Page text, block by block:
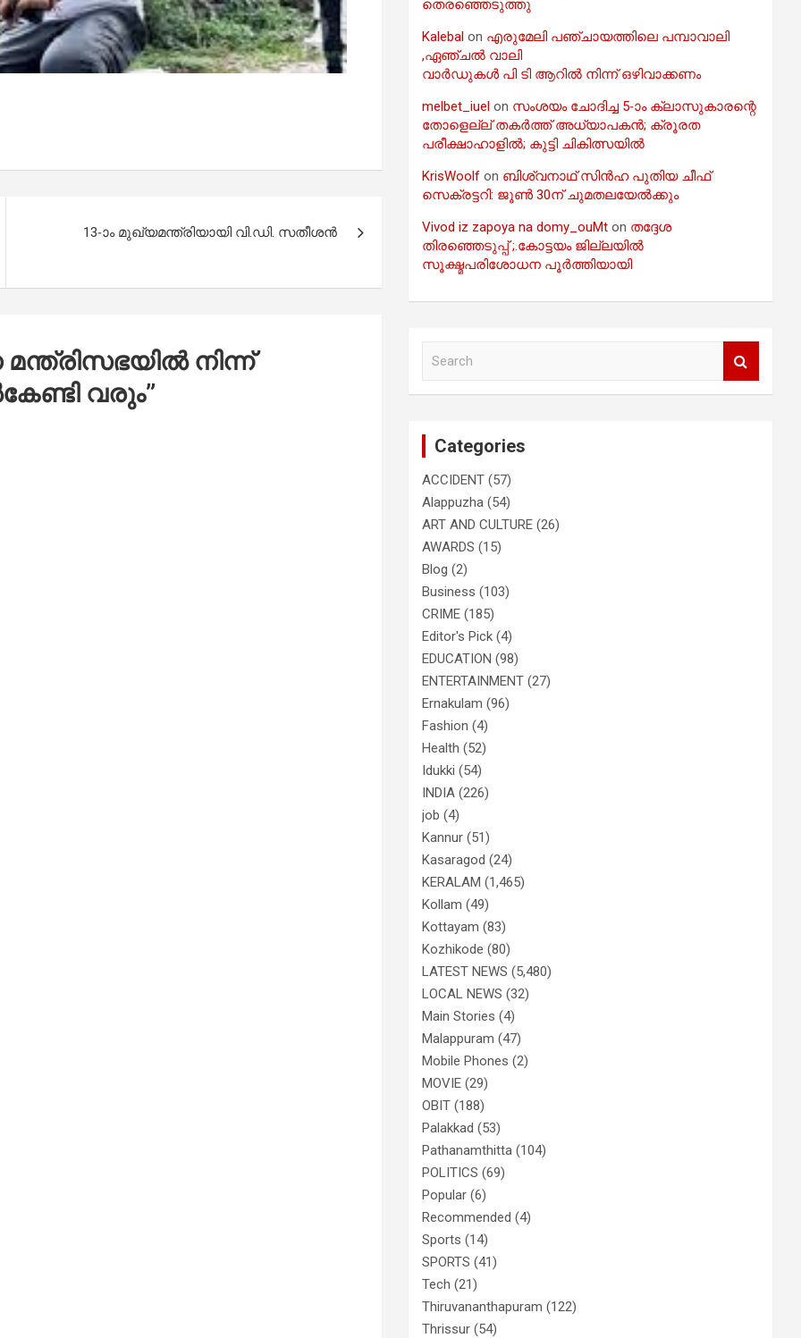
13-ാം മു​ഖ്യ​മ​ന്ത്രി​യാ​യി വി.​ഡി. സ​തീ​ശ​ൻ
മന്ത്രിസഭയിൽ നിന്ന്
വരും”
തെരഞ്ഞെടുത്തു
Kalebal on എരുമേലി പഞ്ചായത്തിലെ പമ്പാവാലി
,ഏഞ്ചൽ വാലി
വാർഡുകൾ പി ടി ആറിൽ നിന്ന് ഒഴിവാക്കണം
melbet_iuel on സംശയം ചോദിച്ച 5-ാം ക്ലാസുകാരന്റെ
തോളെല്ല് തകർത്ത് അധ്യാപകൻ; ക്രൂരത
പരീക്ഷാഹാളിൽ; കുട്ടി ചികിത്സയിൽ
KrisWoolf on ബിശ്വനാഥ് സിൻഹ പുതിയ ചീഫ്
സെക്രട്ടറി: ജൂൺ 30ന് ചുമതലയേൽക്കും
Vivod iz zapoya na domy_ouMt on തദ്ദേശ
തിരഞ്ഞെടുപ്പ് ;.കോട്ടയം ജില്ലയിൽ
സൂക്ഷ്മപരിശോധന പൂർത്തിയായി
Categories
ACCIDENT (57)
Alappuzha (54)
ART AND CULTURE (26)
AWARDS (15)
Blog (2)
Business (103)
CRIME (185)
Editor's Pick (4)
EDUCATION (98)
ENTERTAINMENT (27)
Ernakulam (96)
Fashion (4)
Health (52)
Idukki (54)
INDIA (226)
job (4)
Kannur (51)
Kasaragod (24)
KERALAM (1,465)
Kollam (49)
Kottayam (83)
Kozhikode (80)
LATEST NEWS (5,480)
LOCAL NEWS (32)
Main Stories (4)
Malappuram (47)
Mobile Phones (2)
MOVIE (29)
OBIT (188)
Palakkad (53)
Pathanamthitta (104)
POLITICS (69)
Popular (6)
Recommended (4)
Sports (14)
SPORTS (41)
Tech (21)
Thiruvananthapuram (122)
Thrissur (54)